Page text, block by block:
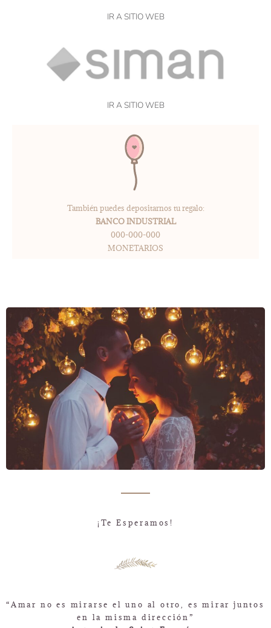
IR A SITIO WEB
IR A SITIO WEB
También puedes depositarnos tu regalo:
BANCO INDUSTRIAL
000-000-000
MONETARIOS
¡Te Esperamos!
“Amar no es mirarse el uno al otro, es mirar juntos
en la misma dirección”